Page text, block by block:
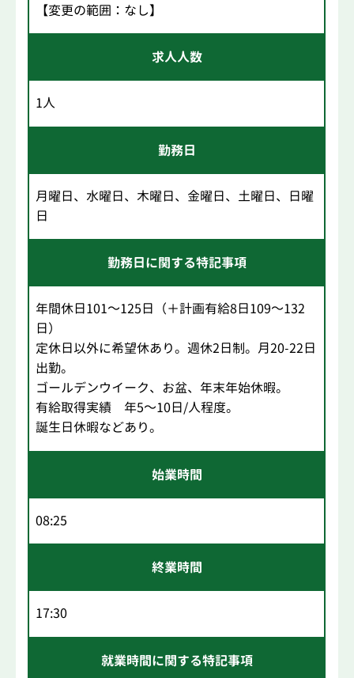
【変更の範囲：なし】
求人人数
1人
勤務日
月曜日、水曜日、木曜日、金曜日、土曜日、日曜
日
勤務日に関する特記事項
年間休日101～125日（＋計画有給8日109～132
日）
定休日以外に希望休あり。週休2日制。月20-22日
出勤。
ゴールデンウイーク、お盆、年末年始休暇。
有給取得実績 年5～10日/人程度。
誕生日休暇などあり。
始業時間
08:25
終業時間
17:30
就業時間に関する特記事項